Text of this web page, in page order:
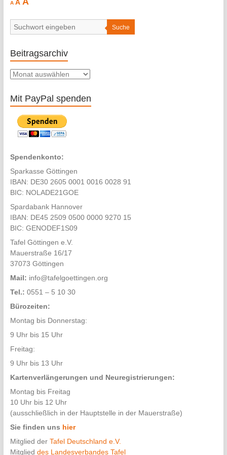
Afont
A
size.
size.
Suche
Beitragsarchiv
Beitragsarchiv
Mit PayPal spenden
Spendenkonto:
Sparkasse Göttingen
IBAN: DE30 2605 0001 0016 0028 91
BIC: NOLADE21GOE
Spardabank Hannover
IBAN: DE45 2509 0500 0000 9270 15
BIC: GENODEF1S09
Tafel Göttingen e.V.
Mauerstraße 16/17
37073 Göttingen
Mail: info@tafelgoettingen.org
Tel.: 0551 – 5 10 30
Bürozeiten:
Montag bis Donnerstag:
9 Uhr bis 15 Uhr
Freitag:
9 Uhr bis 13 Uhr
Kartenverlängerungen und Neuregistrierungen:
Montag bis Freitag
10 Uhr bis 12 Uhr
(ausschließlich in der Hauptstelle in der Mauerstraße)
Sie finden uns hier
Mitglied der Tafel Deutschland e.V.
Mitglied des Landesverbandes Tafel